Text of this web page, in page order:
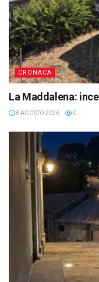
CRONACA
La Maddalena:
8 AGOSTO 2026 0